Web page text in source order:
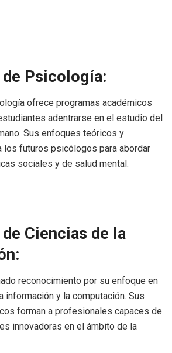
Psicología:
ofrece programas académicos
adentrarse en el estudio del
Sus enfoques teóricos y
los futuros psicólogos para abordar
sociales y de salud mental.
Ciencias de la
reconocimiento por su enfoque en
información y la computación. Sus
forman a profesionales capaces de
innovadoras en el ámbito de la